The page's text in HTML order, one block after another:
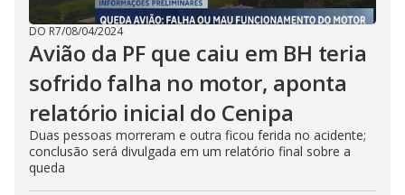
DO R7/08/04/2024
Avião da PF que caiu em BH teria
sofrido falha no motor, aponta
relatório inicial do Cenipa
Duas pessoas morreram e outra ficou ferida no acidente;
conclusão será divulgada em um relatório final sobre a
queda